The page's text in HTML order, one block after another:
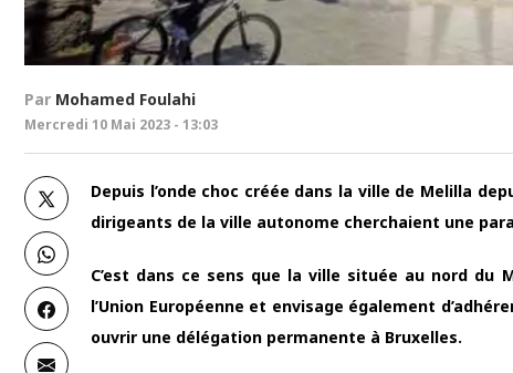
Par Mohamed Foulahi
Mercredi 10 Mai 2023 - 13:03
Depuis l’onde choc créée dans la ville de Melilla
dirigeants de la ville autonome cherchaient une
C’est dans ce sens que la ville située au nord du
l’Union Européenne et envisage également
ouvrir une délégation permanente à Bruxelles.